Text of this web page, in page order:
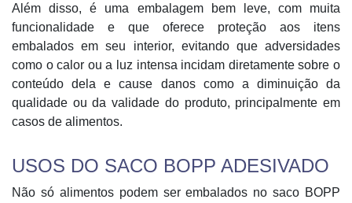
Além disso, é uma embalagem bem leve, com muita
funcionalidade e que oferece proteção aos itens
embalados em seu interior, evitando que adversidades
como o calor ou a luz intensa incidam diretamente sobre o
conteúdo dela e cause danos como a diminuição da
qualidade ou da validade do produto, principalmente em
casos de alimentos.
USOS DO SACO BOPP ADESIVADO
Não só alimentos podem ser embalados no saco BOPP